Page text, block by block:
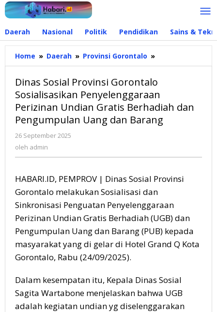
Lewati
ke
Daerah Nasional Politik Pendidikan Sains &
Home » Daerah » Provinsi Gorontalo »
Sosial
Gorontalo
Sosialisasikan
Perizinan
Undian
dan
Uang
Barang
Dinas Sosial Provinsi Gorontalo
Sosialisasikan Penyelenggaraan
Perizinan Undian Gratis Berhadiah dan
Pengumpulan Uang dan Barang
26 September 2025
oleh admin
HABARI.ID, PEMPROV | Dinas Sosial Provinsi
Gorontalo melakukan Sosialisasi dan
Sinkronisasi Penguatan Penyelenggaraan
Perizinan Undian Gratis Berhadiah (UGB) dan
Pengumpulan Uang dan Barang (PUB) kepada
masyarakat yang di gelar di Hotel Grand Q Kota
Gorontalo, Rabu (24/09/2025).
Dalam kesempatan itu, Kepala Dinas Sosial
Sagita Wartabone menjelaskan bahwa UGB
adalah kegiatan undian yg diselenggarakan